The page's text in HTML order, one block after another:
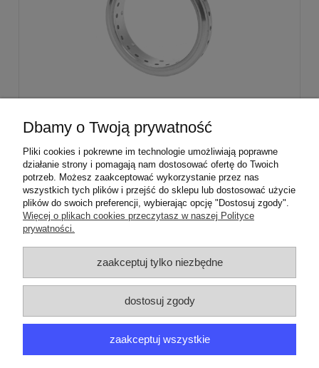
Stabilizator palnika średniego Sabaf Amica
Mastercook
29,00 zł
ZAMÓWIENIA
PRODUCENCI
MOJE KONTO
Dbamy o Twoją prywatność
Pliki cookies i pokrewne im technologie umożliwiają poprawne
działanie strony i pomagają nam dostosować ofertę do Twoich
potrzeb. Możesz zaakceptować wykorzystanie przez nas
wszystkich tych plików i przejść do sklepu lub dostosować użycie
plików do swoich preferencji, wybierając opcję "Dostosuj zgody".
Więcej o plikach cookies przeczytasz w naszej Polityce
prywatności.
zaakceptuj tylko niezbędne
dostosuj zgody
zaakceptuj wszystkie